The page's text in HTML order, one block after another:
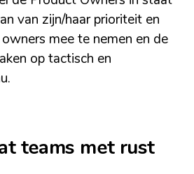
van zijn/haar prioriteit en
mee te nemen en de
op tactisch en
teams met rust